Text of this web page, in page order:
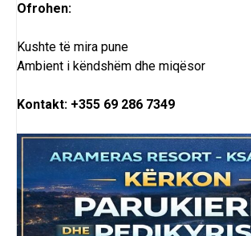
Ofrohen:
Kushte të mira pune
Ambient i këndshëm dhe miqësor
Kontakt: +355 69 286 7349